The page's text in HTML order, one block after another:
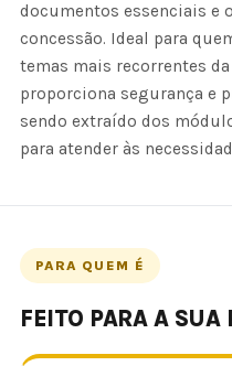
documentos essenciais e
concessão. Ideal para
temas mais recorrentes
proporciona segurança e
sendo extraído dos
para atender às
PARA QUEM É
FEITO PARA A SUA